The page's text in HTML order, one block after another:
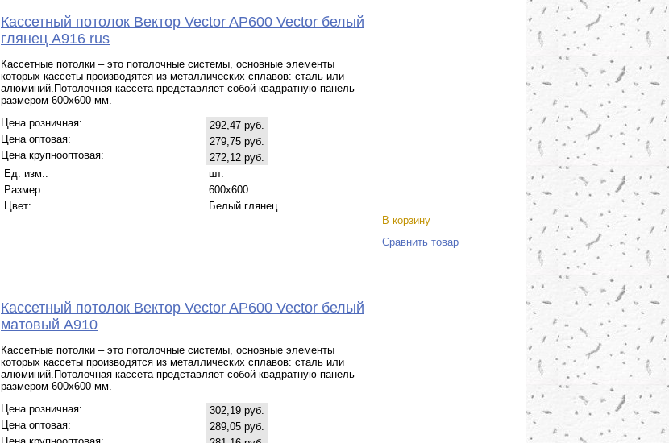
Кассетный потолок Вектор Veсtor AP600 Vector белый
глянец А916 rus
Кассетные потолки – это потолочные системы, основные элементы
которых кассеты производятся из металлических сплавов: сталь или
алюминий.Потолочная кассета представляет собой квадратную панель
размером 600х600 мм.
Цена розничная:
292,47 руб.
Цена оптовая:
279,75 руб.
Цена крупнооптовая:
272,12 руб.
Ед. изм.:
шт.
Размер:
600x600
Цвет:
Белый глянец
В корзину
Сравнить товар
Кассетный потолок Вектор Veсtor AP600 Vector белый
матовый А910
Кассетные потолки – это потолочные системы, основные элементы
которых кассеты производятся из металлических сплавов: сталь или
алюминий.Потолочная кассета представляет собой квадратную панель
размером 600х600 мм.
Цена розничная:
302,19 руб.
Цена оптовая:
289,05 руб.